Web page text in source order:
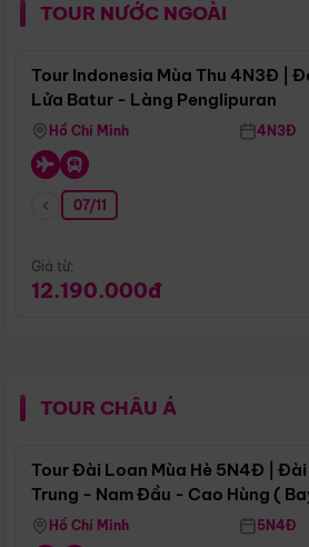
TOUR NƯỚC NGOÀI
Tour Indonesia Mùa Thu 4N3Đ |
Lửa Batur - Làng Penglipuran
Hồ Chí Minh 4N3Đ
07/11
Giá từ:
12.190.000đ
TOUR CHÂU Á
Tour Đài Loan Mùa Hè 5N4Đ |
Trung - Nam Đầu - Cao Hùng (
Hồ Chí Minh 5N4Đ